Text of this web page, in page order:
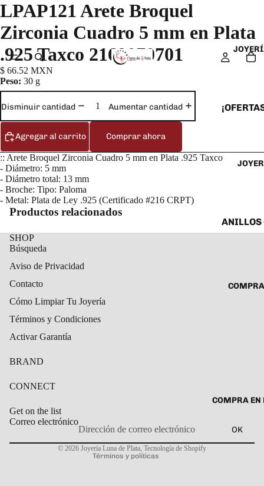
SET DE
ANILLOS
COMPRA EN
LPAP121 Arete Broquel
Zirconia Cuadro 5 mm en Plata
.925 Taxco 2169070701
$ 66.52 MXN
Peso: 30 g
Disminuir cantidad Aumentar cantidad
Agregar al carrito Comprar ahora
:: Arete Broquel Zirconia Cuadro 5 mm en Plata .925 Taxco
- Diámetro: 5 mm
- Diámetro total: 13 mm
- Broche: Tipo: Paloma
- Metal: Plata de Ley .925 (Certificado #216 CRPT)
Productos relacionados
SHOP
Búsqueda
Aviso de Privacidad
Contacto
Cómo Limpiar Tu Joyería
Términos y Condiciones
Activar Garantía
BRAND
CONNECT
Get on the list
Correo electrónico
OK
© 2026 Joyería Luna de Plata Tecnología de Shopify
Términos y políticas
Política de privacidad